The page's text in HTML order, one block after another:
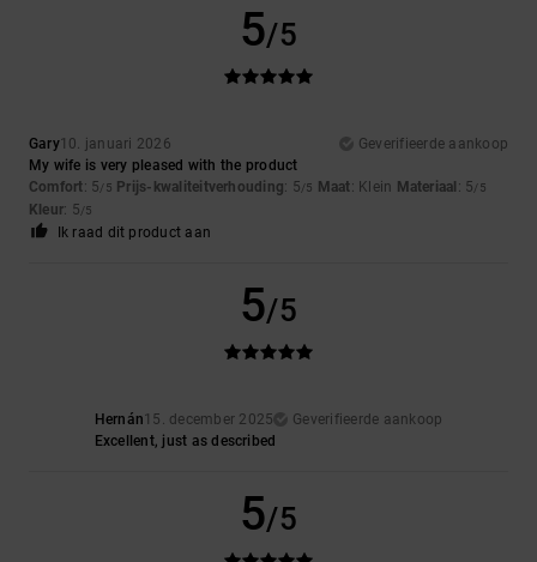
5/5
Gary10. januari 2026
Geverifieerde aankoop
My wife is very pleased with the product
Comfort: 5/5 Prijs-kwaliteitverhouding: 5/5 Maat: Klein Materiaal : 5/5
Kleur: 5/5
Ik raad dit product aan
5/5
Hernán15. december 2025
Geverifieerde aankoop
Excellent, just as described
5/5